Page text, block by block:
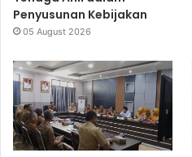
Penyusunan Kebijakan
05 August 2026